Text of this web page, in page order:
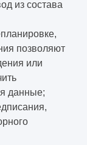
из состава
позволяют
или
данные;